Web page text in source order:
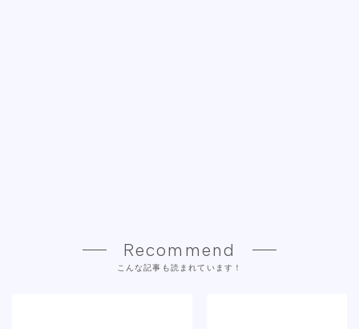
Recommend
こんな記事も読まれています！